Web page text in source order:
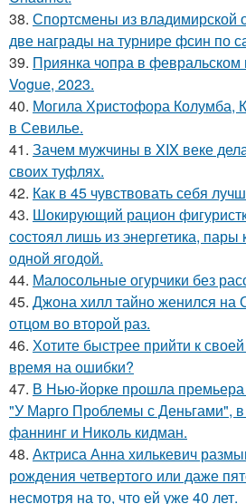
38. Спортсмены из владимирской
две награды на турнире фсин по
39. Приянка чопра в февральском
Vogue, 2023.
40. Могила Христофора Колумба,
в Севилье.
41. Зачем мужчины в XIX веке
своих туфлях.
42. Как в 45 чувствовать себя
43. Шокирующий рацион
состоял лишь из энергетика, пары
одной ягодой.
44. Малосольные огурчики без
45. Джона хилл тайно женился на
отцом во второй раз.
46. Хотите быстрее прийти к
время на ошибки?
47. В Нью-йорке прошла
"У Марго Проблемы с Деньгами", в
фаннинг и Николь кидман.
48. Актриса Анна хилькевич
рождения четвертого или даже
несмотря на то, что ей уже 40 лет.